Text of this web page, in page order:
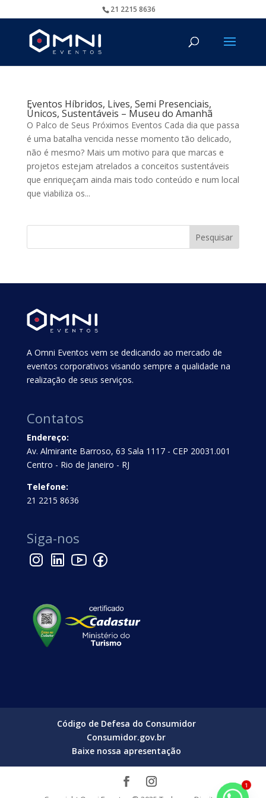
21 2215 8636
Eventos Híbridos, Lives, Semi Presenciais,
Únicos, Sustentáveis – Museu do Amanhã
O Palco de Seus Próximos Eventos Cada dia que passa
é uma batalha vencida nesse momento tão delicado,
não é mesmo? Mais um motivo para que marcas e
projetos estejam atrelados a conceitos sustentáveis
que enriqueçam ainda mais todo conteúdo e num local
que viabiliza os...
A Omni Eventos vem se dedicando ao mercado de
eventos corporativos visando sempre a qualidade na
realização de seus serviços.
Contatos
Endereço:
Av. Almirante Barroso, 63 Sala 1117 - CEP 20031.001
Centro - Rio de Janeiro - RJ
Telefone:
21 2215 8636
Siga-nos
Código de Defesa do Consumidor
Consumidor.gov.br
Baixe nossa apresentação
1